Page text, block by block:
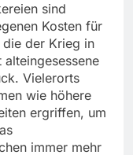
sind
Kosten für
der Krieg in
Vielerorts
wie höhere
ergriffen, um
immer mehr